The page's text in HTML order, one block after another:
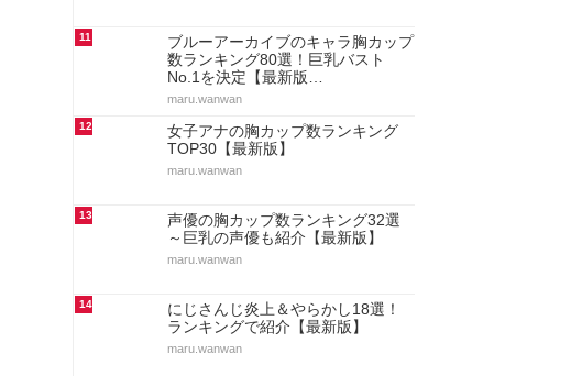
11
ブルーアーカイブのキャラ胸カップ
数ランキング80選！巨乳バスト
No.1を決定【最新版…
maru.wanwan
12
女子アナの胸カップ数ランキング
TOP30【最新版】
maru.wanwan
13
声優の胸カップ数ランキング32選
～巨乳の声優も紹介【最新版】
maru.wanwan
14
にじさんじ炎上＆やらかし18選！
ランキングで紹介【最新版】
maru.wanwan